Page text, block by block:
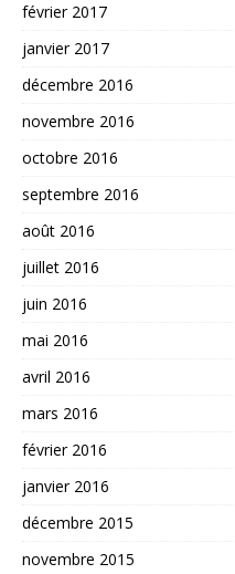
février 2017
janvier 2017
décembre 2016
novembre 2016
octobre 2016
septembre 2016
août 2016
juillet 2016
juin 2016
mai 2016
avril 2016
mars 2016
février 2016
janvier 2016
décembre 2015
novembre 2015